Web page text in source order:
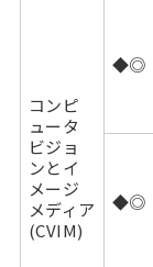
コンピ
ュータ
ビジョ
ンとイ
メージ
メディア
(CVIM)
◆◎
◆◎